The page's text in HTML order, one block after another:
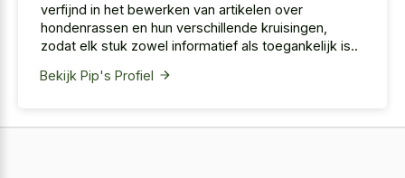
verfijnd in het bewerken van artikelen over
hondenrassen en hun verschillende kruisingen,
zodat elk stuk zowel informatief als toegankelijk is..
Bekijk Pip's Profiel